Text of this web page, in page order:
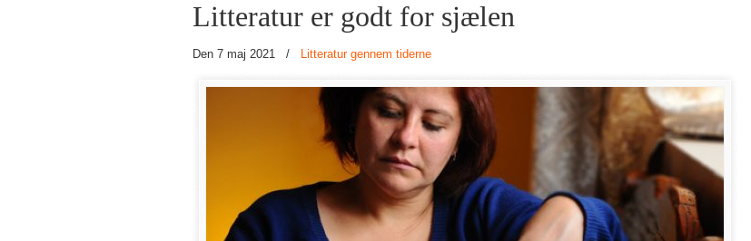
Litteratur er godt for sjælen
Den 7 maj 2021 / Litteratur gennem tiderne